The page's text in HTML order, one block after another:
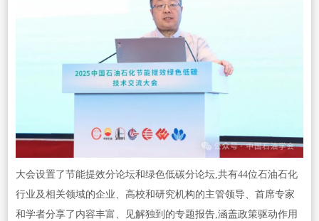
大会设置了节能提效分论坛和绿色低碳分论坛,共有44位石油石化
行业及相关领域的企业、高校和研究机构的主管领导、首席专家
和学者分享了内容丰富、见解独到的专题报告,涵盖政策驱动作用